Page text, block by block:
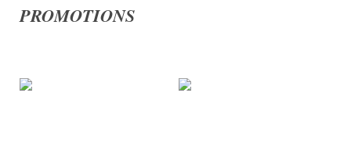
PROMOTIONS